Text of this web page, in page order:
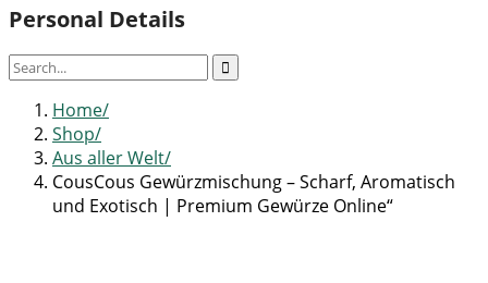
Personal Details
Home
Shop
Aus aller Welt
CousCous Gewürzmischung – Scharf, Aromatisch
und Exotisch | Premium Gewürze Online“